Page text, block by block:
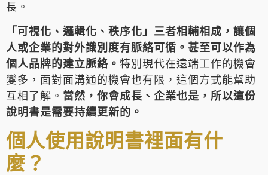
長。
「可視化、邏輯化、秩序化」三者相輔相成，讓個
人或企業的對外識別度有脈絡可循。甚至可以作為
個人品牌的建立脈絡。 特別現代在遠端工作的機會
變多，面對面溝通的機會也有限，這個方式能幫助
互相了解。 當然，你會成長、企業也是，所以這份
說明書是需要持續更新的。
個人使用說明書裡面有什
麼？